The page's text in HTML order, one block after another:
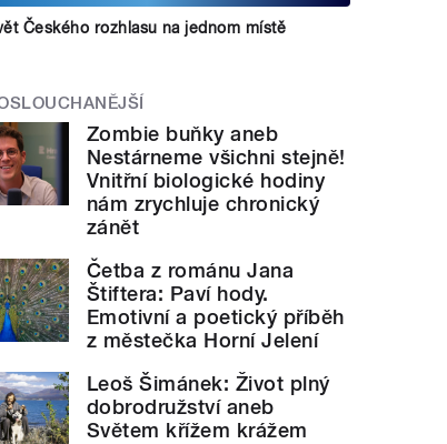
Českého rozhlasu na jednom místě
Zombie buňky aneb
Nestárneme všichni stejně!
Vnitřní biologické hodiny
nám zrychluje chronický
zánět
Četba z románu Jana
Štiftera: Paví hody.
Emotivní a poetický příběh
z městečka Horní Jelení
Leoš Šimánek: Život plný
dobrodružství aneb
Světem křížem krážem